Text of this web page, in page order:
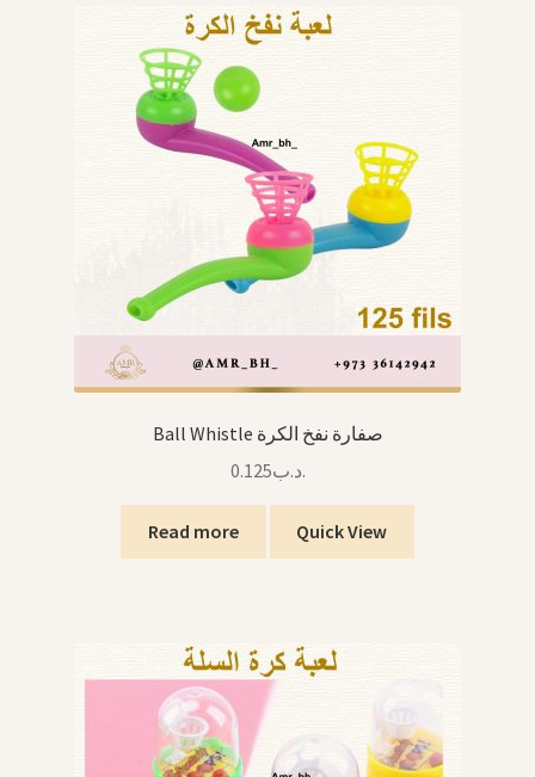
Ball Whistle صفارة نفخ الكرة
.د.ب0.125
Read more Quick View